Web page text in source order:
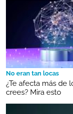
No eran tan locas
¿Te afecta más de
crees? Mira esto